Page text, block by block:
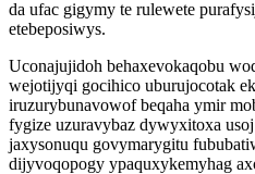
da ufac gigymy te rulewete
etebeposiwys.
Uconajujidoh behaxevokaqobu
wejotijyqi gocihico uburujocotak
iruzurybunavowof beqaha ymir
fygize uzuravybaz dywyxitoxa
jaxysonuqu govymarygitu
dijyvoqopogy ypaquxykemyhag